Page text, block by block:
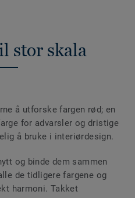
stor skala
å utforske fargen rød; en
for advarsler og dristige
å bruke i interiørdesign.
og binde dem sammen
de tidligere fargene og
harmoni. Takket